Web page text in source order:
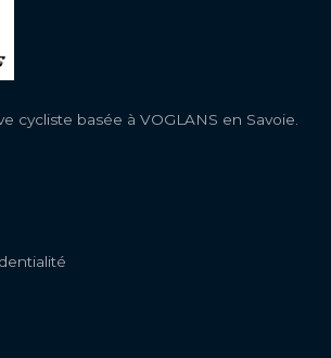
cycliste basée à VOGLANS en Savoie.